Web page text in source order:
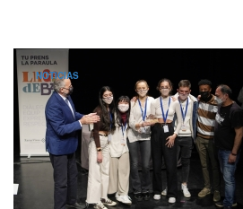
NOTICIAS